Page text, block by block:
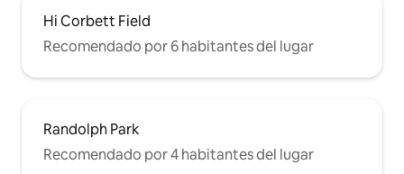
Hi Corbett Field
Recomendado por 6 habitantes del lugar
Randolph Park
Recomendado por 4 habitantes del lugar